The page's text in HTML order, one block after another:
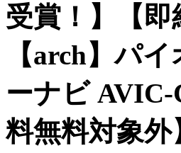
受賞！】【
【arch】パ
ーナビ
料無料対象外